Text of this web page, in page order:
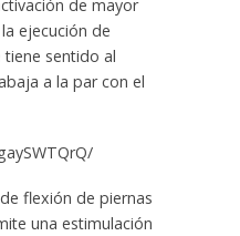
de mayor
ejecución de
tiene sentido al
a la par con el
flexión de piernas
una estimulación